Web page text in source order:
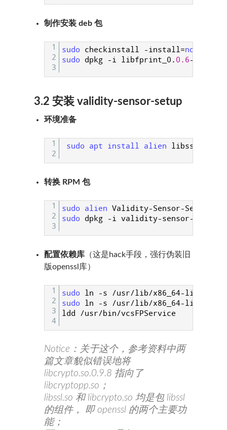
制作安装 deb 包
1
2
3
sudo checkinstall -install=no
sudo dpkg -i libfprint_0 . 0.6-
3.2 安装 validity-sensor-setup
环境准备
1
2
sudo apt install alien libssl
转换 RPM 包
1
2
3
sudo alien Validity-Sensor-Setup
sudo dpkg -i validity-sensor-
配置依赖库 （这是hack手段，强行伪装旧
版openssl库）
1
2
3
4
sudo ln -s /usr/lib/x86_64-linux
sudo ln -s /usr/lib/x86_64-linux
ldd
/usr/bin/vcsFPService
Notice：关于这个，参考资料中两
篇文章貌似错误地将
libcrypto.so.0.9.8 指向了
libcryptopp.so；
libssl.so 和 libcrypto.so 均是包 libssl
的组件， 即 openssl 的两个主要功
能；